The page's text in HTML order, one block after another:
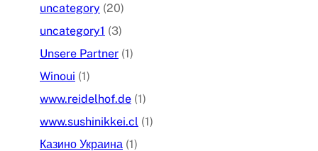
uncategory (20)
uncategory1 (3)
Unsere Partner (1)
Winoui (1)
www.reidelhof.de (1)
www.sushinikkei.cl (1)
Казино Украина (1)